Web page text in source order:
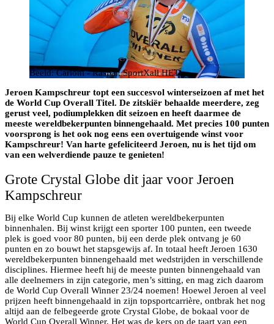
Beeld: Carloni - Raspar, SportXall HET
Jeroen Kampschreur topt een succesvol winterseizoen af met het
de World Cup Overall Titel. De zitskiër behaalde meerdere, zeg
gerust veel, podiumplekken dit seizoen en heeft daarmee de
meeste wereldbekerpunten binnengehaald. Met precies 100 punten
voorsprong is het ook nog eens een overtuigende winst voor
Kampschreur! Van harte gefeliciteerd Jeroen, nu is het tijd om
van een welverdiende pauze te genieten!
Grote Crystal Globe dit jaar voor Jeroen
Kampschreur
Bij elke World Cup kunnen de atleten wereldbekerpunten
binnenhalen. Bij winst krijgt een sporter 100 punten, een tweede
plek is goed voor 80 punten, bij een derde plek ontvang je 60
punten en zo bouwt het stapsgewijs af. In totaal heeft Jeroen 1630
wereldbekerpunten binnengehaald met wedstrijden in verschillende
disciplines. Hiermee heeft hij de meeste punten binnengehaald van
alle deelnemers in zijn categorie, men’s sitting, en mag zich daarom
de World Cup Overall Winner 23/24 noemen! Hoewel Jeroen al veel
prijzen heeft binnengehaald in zijn topsportcarrière, ontbrak het nog
altijd aan de felbegeerde grote Crystal Globe, de bokaal voor de
World Cup Overall Winner. Het was de kers op de taart van een